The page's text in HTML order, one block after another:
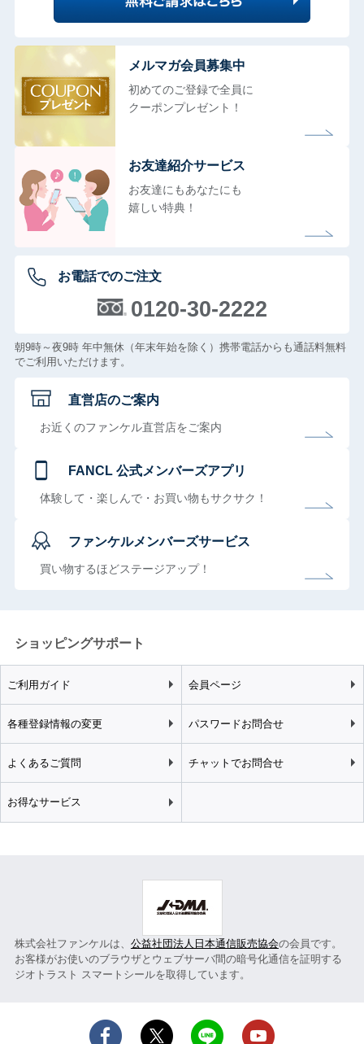
メルマガ会員募集中
初めてのご登録で全員に
クーポンプレゼント！
お友達紹介サービス
お友達にもあなたにも
嬉しい特典！
お電話でのご注文
0120-30-2222
朝9時～夜9時 年中無休（年末年始を除く）携帯電話からも通話料無料
でご利用いただけます。
直営店のご案内
お近くのファンケル直営店をご案内
FANCL 公式メンバーズアプリ
体験して・楽しんで・お買い物もサクサク！
ファンケルメンバーズサービス
買い物するほどステージアップ！
ショッピングサポート
ご利用ガイド 会員ページ
各種登録情報の変更 パスワードお問合せ
よくあるご質問 チャットでお問合せ
お得なサービス
株式会社ファンケルは、 公益社団法人日本通信販売協会の会員です。
お客様がお使いのブラウザとウェブサーバ間の暗号化通信を証明する
ジオトラスト スマートシールを取得しています。